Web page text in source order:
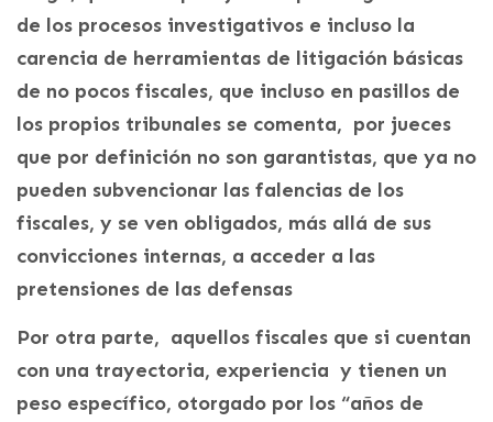
de los procesos investigativos e incluso la
carencia de herramientas de litigación básicas
de no pocos fiscales, que incluso en pasillos de
los propios tribunales se comenta, por jueces
que por definición no son garantistas, que ya no
pueden subvencionar las falencias de los
fiscales, y se ven obligados, más allá de sus
convicciones internas, a acceder a las
pretensiones de las defensas
Por otra parte, aquellos fiscales que si cuentan
con una trayectoria, experiencia y tienen un
peso específico, otorgado por los “años de